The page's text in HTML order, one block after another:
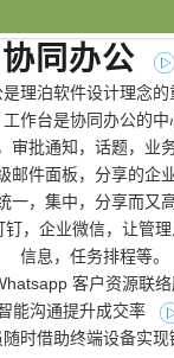
协同办公
理泊软件设计理念的
工作台是协同办公的中
审批通知，话题，业
邮件面板，分享的企
一，集中，分享而又
钉，企业微信，让管
信息，任务排程等。
客户资源联
能沟通提升成交率
时借助终端设备实现